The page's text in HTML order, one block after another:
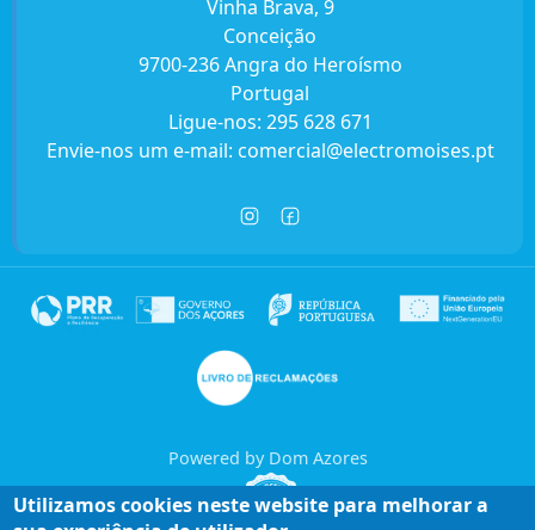
Vinha Brava, 9
Conceição
9700-236 Angra do Heroísmo
Portugal
Ligue-nos: 295 628 671
Envie-nos um e-mail: comercial@electromoises.pt
Powered by Dom Azores
Utilizamos cookies neste website para melhorar a